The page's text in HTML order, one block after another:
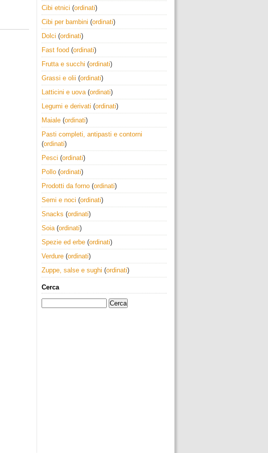
Cibi etnici (ordinati)
Cibi per bambini (ordinati)
Dolci (ordinati)
Fast food (ordinati)
Frutta e succhi (ordinati)
Grassi e olii (ordinati)
Latticini e uova(ordinati)
Legumi e derivati (ordinati)
Maiale (ordinati)
Pasti completi, antipasti e contorni
(ordinati)
Pesci (ordinati)
Pollo (ordinati)
Prodotti da forno (ordinati)
Semi e noci (ordinati)
Snacks (ordinati)
Soia(ordinati)
Spezie ed erbe (ordinati)
Verdure (ordinati)
Zuppe, salse e sughi (ordinati)
Cerca